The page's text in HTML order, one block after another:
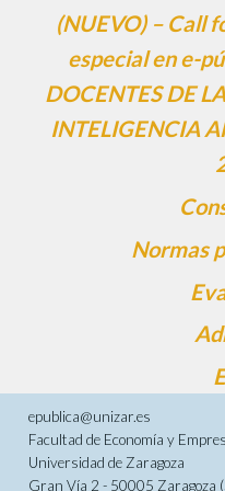
(NUEVO) – Call
especial en e-
DOCENTES DE
INTELIGENCIA
Normas
epublica@unizar.es
Facultad de Economía y
Universidad de Zaragoza
Gran Vía 2 - 50005 Zaragoza